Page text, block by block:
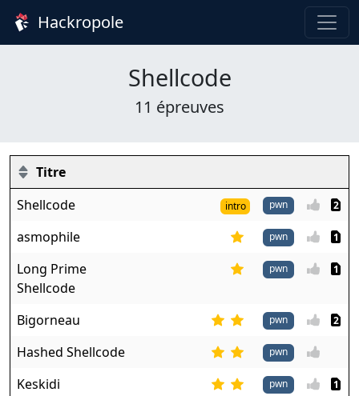
Hackropole
Shellcode
11 épreuves
Titre
Shellcode
intro pwn 2
asmophile pwn 1
Long Prime
Shellcode
pwn 1
Bigorneau pwn 2
Hashed Shellcode pwn
Keskidi pwn 1